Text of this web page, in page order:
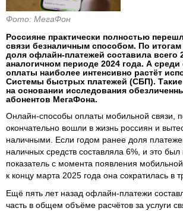
Фото: МегаФон
Россияне практически полностью
связи безналичным способом. По итогам
доля офлайн-платежей составила всего
аналогичном периоде 2024 года. А
оплаты наиболее интенсивно растёт
Системы быстрых платежей (СБП).
на основании исследования
абонентов МегаФона.
Онлайн-способы оплаты мобильной связи,
окончательно вошли в жизнь россиян и
наличными. Если годом ранее доля
наличных средств составляла 6%, и это
показатель с момента появления
к концу марта 2025 года она сократилась в
Ещё пять лет назад офлайн-платежи
часть в общем объёме расчётов за услуги